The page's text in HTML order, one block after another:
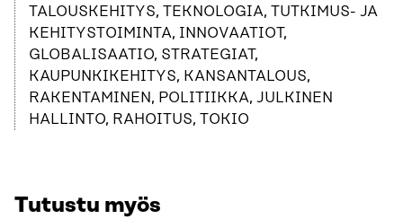
TALOUSKEHITYS, TEKNOLOGIA, TUTKIMUS- JA
KEHITYSTOIMINTA, INNOVAATIOT,
GLOBALISAATIO, STRATEGIAT,
KAUPUNKIKEHITYS, KANSANTALOUS,
RAKENTAMINEN, POLITIIKKA, JULKINEN
HALLINTO, RAHOITUS, TOKIO
Tutustu myös